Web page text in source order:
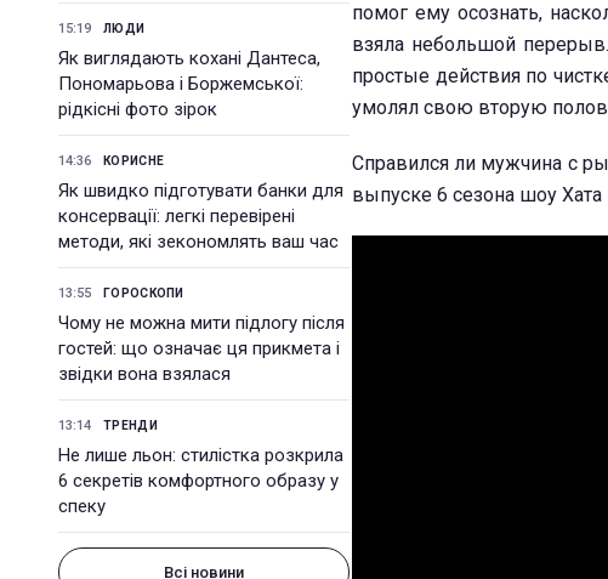
15:19 ЛЮДИ
Як виглядають кохані Дантеса,
Пономарьова і Боржемської:
рідкісні фото зірок
14:36 КОРИСНЕ
Як швидко підготувати банки для
консервації: легкі перевірені
методи, які зекономлять ваш час
13:55 ГОРОСКОПИ
Чому не можна мити підлогу після
гостей: що означає ця прикмета і
звідки вона взялася
13:14 ТРЕНДИ
Не лише льон: стилістка розкрила
6 секретів комфортного образу у
спеку
Всі новини
помог ему осознать,
взяла небольшой
простые действия по
умолял свою вторую
Справился ли мужчина с
выпуске 6 сезона шоу Хата